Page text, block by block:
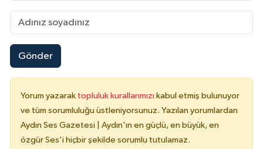
Gönder
Yorum yazarak topluluk kurallarımızı kabul etmiş bulunuyor
ve tüm sorumluluğu üstleniyorsunuz. Yazılan yorumlardan
Aydın Ses Gazetesi | Aydın'ın en güçlü, en büyük, en
özgür Ses'i hiçbir şekilde sorumlu tutulamaz.